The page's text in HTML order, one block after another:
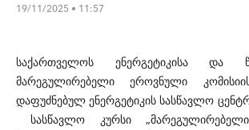
19/11/2025 • 11:57
საქართველოს ენერგეტიკისა და
მარეგულირებელი ეროვნული
დაფუძნებულ ენერგეტიკის სასწავლო
სასწავლო კურსი